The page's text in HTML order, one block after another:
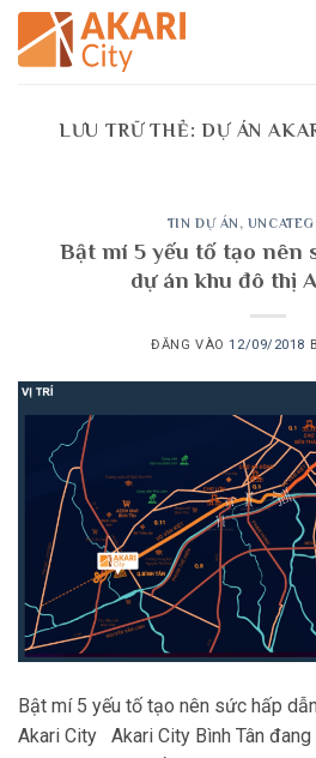
Bỏ
qua
nội
LƯU TRỮ THẺ:DỰ ÁN
TIN DỰ ÁN ,
Bật mí 5 yếu tố tạo nên
dự án khu đô thị
ĐĂNG VÀO12/09/2018
Bật mí 5 yếu tố tạo nên sức hấp
Akari City Akari City Bình Tân